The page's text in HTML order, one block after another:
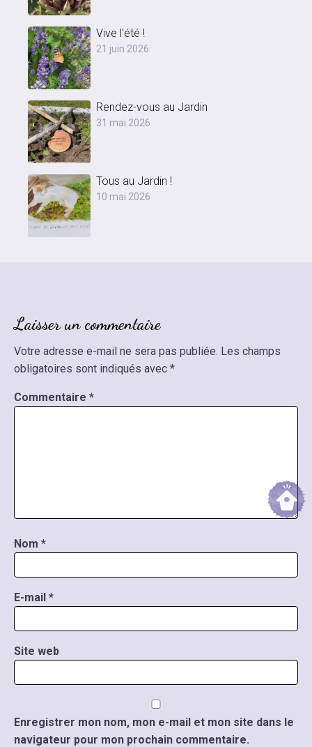
Vive l'été !
21 juin 2026
Rendez-vous au Jardin
31 mai 2026
Tous au Jardin !
10 mai 2026
Laisser un commentaire
Votre adresse e-mail ne sera pas publiée. Les champs
obligatoires sont indiqués avec *
Commentaire *
Nom *
E-mail *
Site web
Enregistrer mon nom, mon e-mail et mon site dans le
navigateur pour mon prochain commentaire.